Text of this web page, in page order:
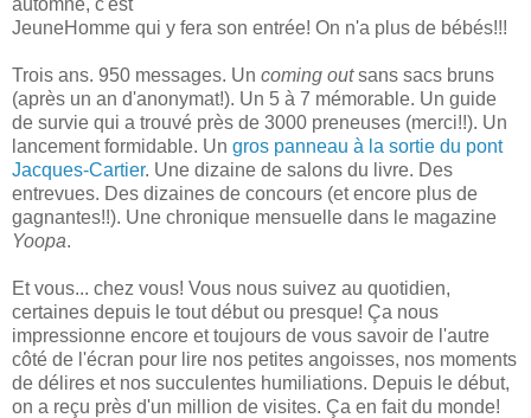
JeuneHomme qui y fera son entrée! On n'a plus de bébés!!!
Trois ans. 950 messages. Un coming outsans sacs bruns
(après un an d'anonymat!). Un 5 à 7 mémorable. Un guide
de survie qui a trouvé près de 3000 preneuses (merci!!). Un
lancement formidable. Un gros panneau à la sortie du pont
Jacques-Cartier. Une dizaine de salons du livre. Des
entrevues. Des dizaines de concours (et encore plus de
gagnantes!!). Une chronique mensuelle dans le magazine
Yoopa.
Et vous... chez vous! Vous nous suivez au quotidien,
certaines depuis le tout début ou presque! Ça nous
impressionne encore et toujours de vous savoir de l'autre
côté de l'écran pour lire nos petites angoisses, nos moments
de délires et nos succulentes humiliations. Depuis le début,
on a reçu près d'un million de visites. Ça en fait du monde!